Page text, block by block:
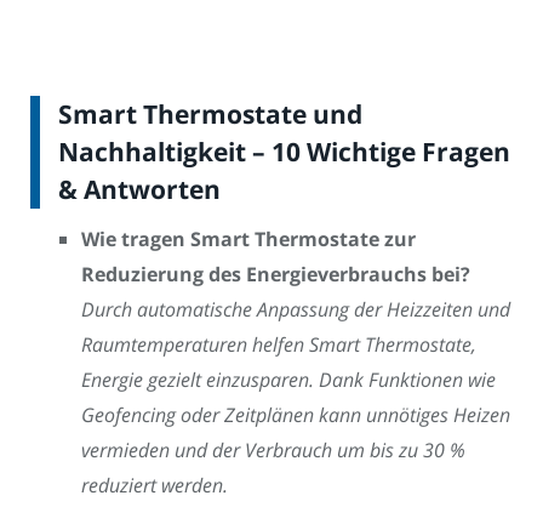
Smart Thermostate und
Nachhaltigkeit – 10 Wichtige Fragen
& Antworten
Wie tragen Smart Thermostate zur
Reduzierung des Energieverbrauchs bei?
Durch automatische Anpassung der Heizzeiten und
Raumtemperaturen helfen Smart Thermostate,
Energie gezielt einzusparen. Dank Funktionen wie
Geofencing oder Zeitplänen kann unnötiges Heizen
vermieden und der Verbrauch um bis zu 30 %
reduziert werden.